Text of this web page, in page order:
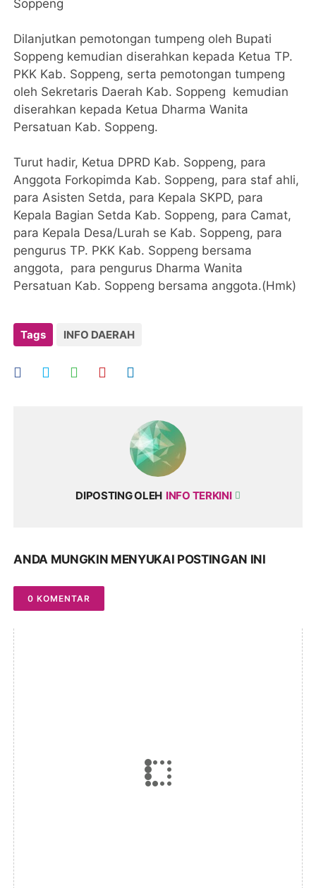
Soppeng
Dilanjutkan pemotongan tumpeng oleh Bupati
Soppeng kemudian diserahkan kepada Ketua TP.
PKK Kab. Soppeng, serta pemotongan tumpeng
oleh Sekretaris Daerah Kab. Soppeng kemudian
diserahkan kepada Ketua Dharma Wanita
Persatuan Kab. Soppeng.
Turut hadir, Ketua DPRD Kab. Soppeng, para
Anggota Forkopimda Kab. Soppeng, para staf ahli,
para Asisten Setda, para Kepala SKPD, para
Kepala Bagian Setda Kab. Soppeng, para Camat,
para Kepala Desa/Lurah se Kab. Soppeng, para
pengurus TP. PKK Kab. Soppeng bersama
anggota, para pengurus Dharma Wanita
Persatuan Kab. Soppeng bersama anggota.(Hmk)
Tags INFO DAERAH
DIPOSTING OLEH INFO TERKINI
ANDA MUNGKIN MENYUKAI POSTINGAN INI
0 KOMENTAR